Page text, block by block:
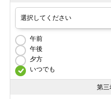
午前
午後
夕方
いつでも
第三